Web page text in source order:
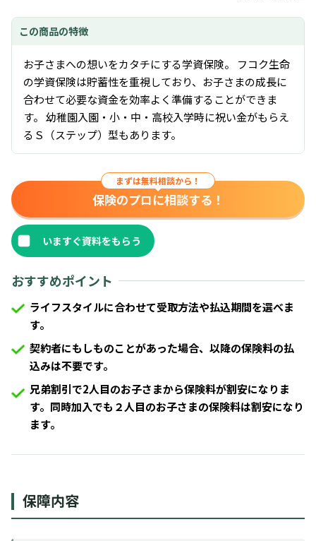
この商品の特徴
お子さまへの想いをカタチにする学資保険。 フコク生命
の学資保険は貯蓄性を重視しており、お子さまの成長に
合わせて必要な資金を効率よく準備することができま
す。 幼稚園入園・小・中・高校入学時に祝い金がもらえ
るＳ（ステップ）型もあります。
まずは無料相談から！
保険のプロに相談する！
おすすめポイント
ライフスタイルに合わせて受取方法や払込期間を選べま
す。
契約者にもしものことがあった場合、以降の保険料の払
込みは不要です。
兄弟割引で2人目のお子さまから保険料が割安になりま
す。同時加入でも２人目のお子さまの保険料は割安になり
ます。
保障内容